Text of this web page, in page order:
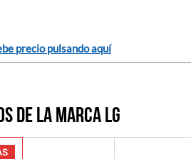
precio pulsando aquí
de la marca LG